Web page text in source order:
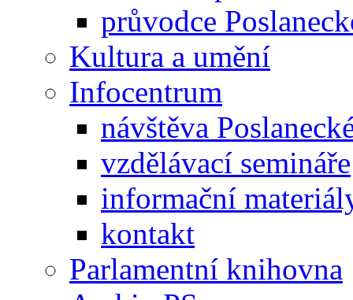
průvodce
Kultura a umění
Infocentrum
návštěva
vzdělávací semináře
informační
kontakt
Parlamentní knihovna